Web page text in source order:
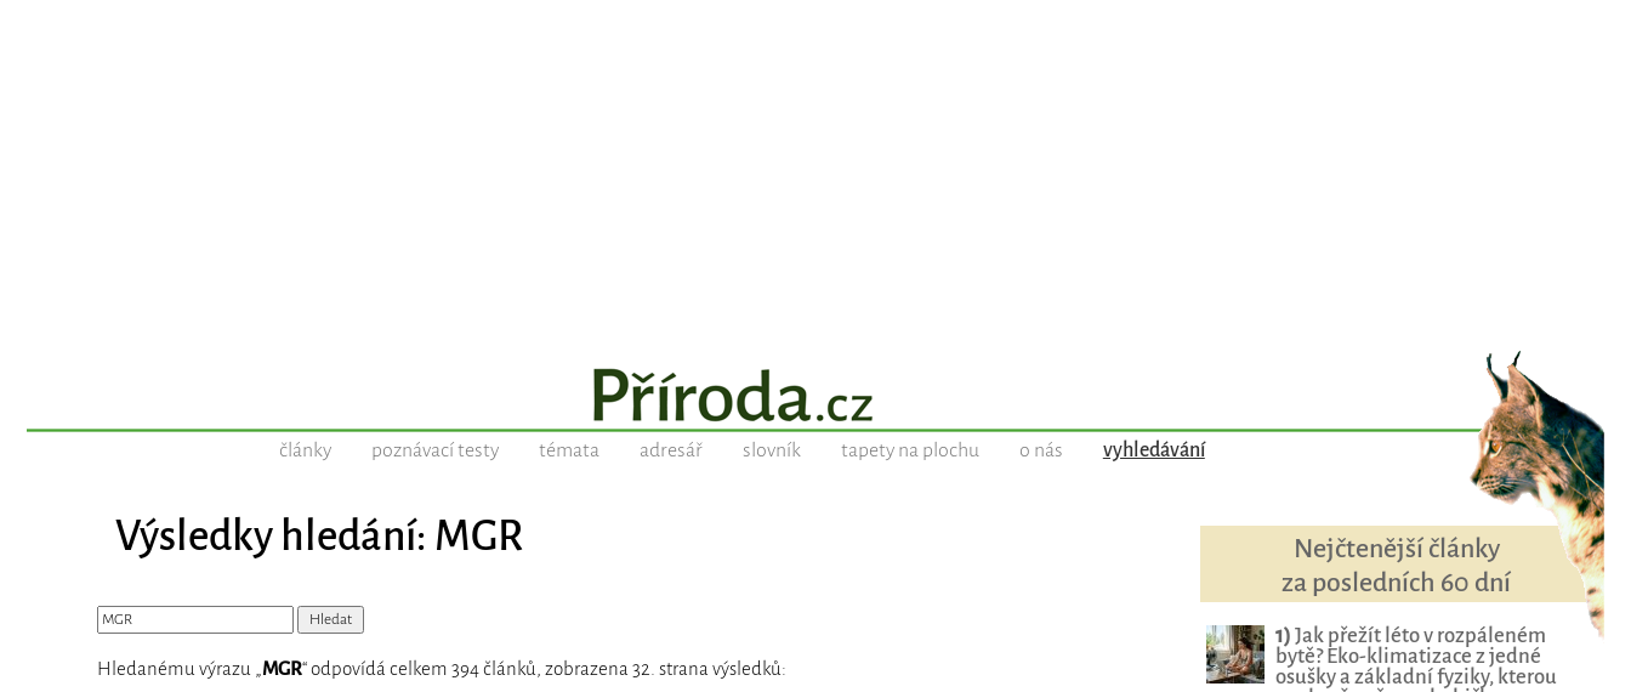
články poznávací testy témata adresář slovník tapety na plochu o nás vyhledávání
Výsledky hledání: MGR
Hledanému výrazu „ MGR“ odpovídá celkem 394 článků, zobrazena 32. strana výsledků:
Nejčtenější články
za posledních 60 dní
1) Jak přežít léto v rozpáleném
bytě? Eko-klimatizace z jedné
osušky a základní fyziky, kterou